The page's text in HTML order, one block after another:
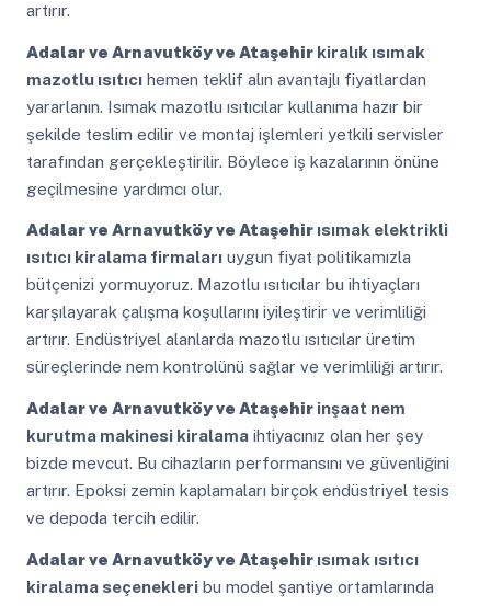
artırır.
Adalar ve Arnavutköy ve Ataşehirkiralık ısımak
mazotlu ısıtıcıhemen teklif alın avantajlı fiyatlardan
yararlanın. Isımak mazotlu ısıtıcılar kullanıma hazır bir
şekilde teslim edilir ve montaj işlemleri yetkili servisler
tarafından gerçekleştirilir. Böylece iş kazalarının önüne
geçilmesine yardımcı olur.
Adalar ve Arnavutköy ve Ataşehirısımak elektrikli
ısıtıcı kiralama firmalarıuygun fiyat politikamızla
bütçenizi yormuyoruz. Mazotlu ısıtıcılar bu ihtiyaçları
karşılayarak çalışma koşullarını iyileştirir ve verimliliği
artırır. Endüstriyel alanlarda mazotlu ısıtıcılar üretim
süreçlerinde nem kontrolünü sağlar ve verimliliği artırır.
Adalar ve Arnavutköy ve Ataşehirinşaat nem
kurutma makinesi kiralamaihtiyacınız olan her şey
bizde mevcut. Bu cihazların performansını ve güvenliğini
artırır. Epoksi zemin kaplamaları birçok endüstriyel tesis
ve depoda tercih edilir.
Adalar ve Arnavutköy ve Ataşehirısımak ısıtıcı
kiralama seçenekleribu model şantiye ortamlarında